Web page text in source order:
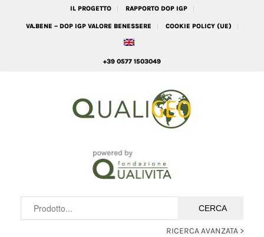
IL PROGETTO RAPPORTO DOP IGP
VA.BENE – DOP IGP VALORE BENESSERE COOKIE POLICY (UE)
+39 0577 1503049
RICERCA AVANZATA >